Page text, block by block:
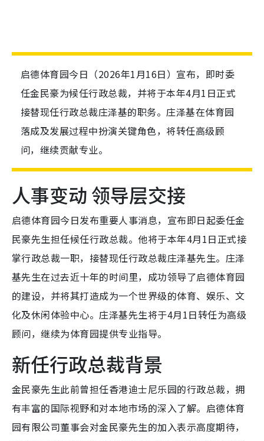
启德体育园今日（2026年1月16日）宣布，即时委
任金民豪为候任行政总裁，并将于本年4月1日正式
接替现任行政总裁庄泽基的职务。庄泽基在体育园
落成及发展过程中扮演关键角色，将转任高级顾
问，继续贡献专业。
人事变动 领导层交接
启德体育园今日发布重要人事消息，宣布即日起委任金
民豪先生担任候任行政总裁。他将于本年4月1日正式接
掌行政总裁一职，接替现任行政总裁庄泽基先生。庄泽
基先生在过去近十年的时间里，成功领导了启德体育园
的建设，并将其打造成为一个世界级的体育、娱乐、文
化及休闲体验中心。庄泽基先生将于4月1日转任为高级
顾问，继续为体育园提供专业指导。
新任行政总裁背景
金民豪先生此前曾担任香港迪士尼乐园的行政总裁，拥
有丰富的国际视野和对本地市场的深入了解。启德体育
园有限公司董事会对金民豪先生的加入表示高度期待，